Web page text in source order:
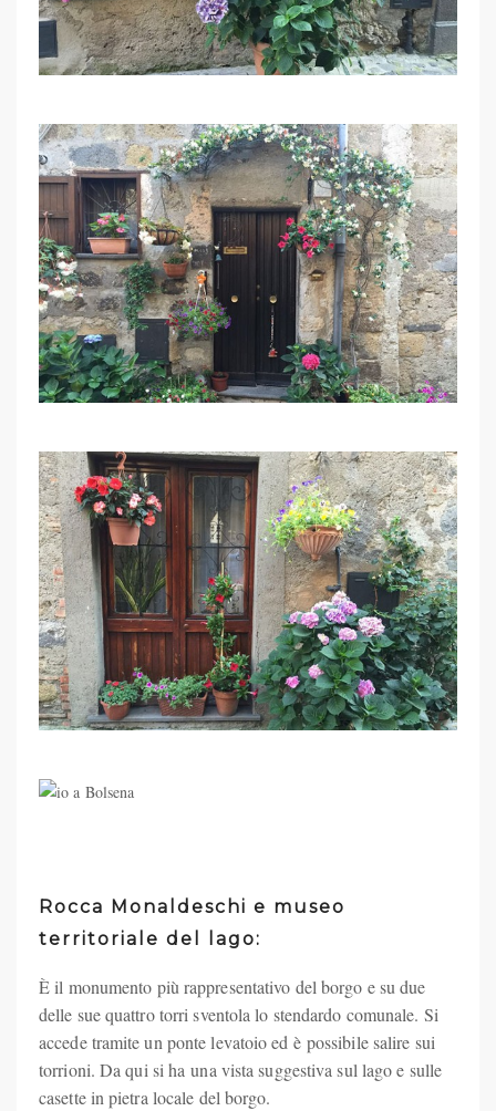
Rocca Monaldeschi e museo
territoriale del lago:
È il monumento più rappresentativo del borgo e su due
delle sue quattro torri sventola lo stendardo comunale. Si
accede tramite un ponte levatoio ed è possibile salire sui
torrioni. Da qui si ha una vista suggestiva sul lago e sulle
casette in pietra locale del borgo.